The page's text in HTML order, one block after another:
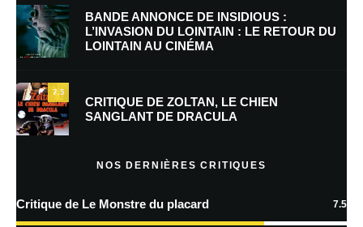
Enregistrer mon nom, mon e-mail et mon site dans le navigateur pour
mon prochain commentaire.
Prévenez-moi de tous les nouveaux commentaires par e-mail.
Prévenez-moi de tous les nouveaux articles par e-mail.
En savoir
BANDE ANNONCE DE INSIDIOUS :
L’INVASION DU LOINTAIN : LE RETOUR DU
LOINTAIN AU CINÉMA
7.5
CRITIQUE DE ZOLTAN, LE CHIEN
SANGLANT DE DRACULA
NOS DERNIÈRES CRITIQUES
Critique de Le Monstre du placard 7.5